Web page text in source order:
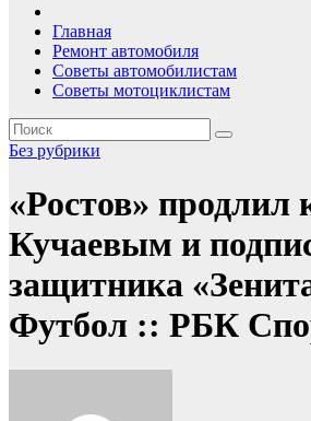
Главная
Ремонт автомобиля
Советы автомобилистам
Советы мотоциклистам
Без рубрики
«Ростов» продлил
Кучаевым и
защитника
Футбол :: РБК